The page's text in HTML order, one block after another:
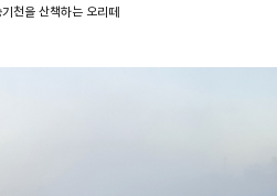
천을 산책하는 오리떼